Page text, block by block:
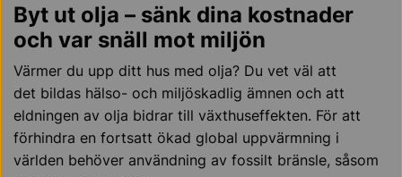
Byt ut olja – sänk dina kostnader
och var snäll mot miljön
Värmer du upp ditt hus med olja? Du vet väl att
det bildas hälso- och miljöskadlig ämnen och att
eldningen av olja bidrar till växthuseffekten. För att
förhindra en fortsatt ökad global uppvärmning i
världen behöver användning av fossilt bränsle, såsom